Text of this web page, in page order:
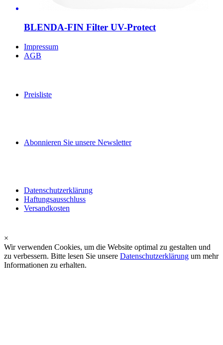
BLENDA-FIN Filter UV-Protect
Impressum
AGB
Preisliste
Abonnieren Sie unsere Newsletter
Datenschutzerklärung
Haftungsausschluss
Versandkosten
×
Wir verwenden Cookies, um die Website optimal zu gestalten und
zu verbessern. Bitte lesen Sie unsere Datenschutzerklärung um mehr
Informationen zu erhalten.